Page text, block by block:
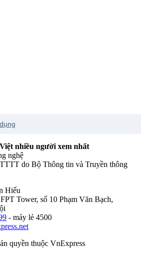
nhiều người xem nhất
nghệ
do Bộ Thông tin và Truyền thông
Hiếu
Tower, số 10 Phạm Văn Bạch,
- máy lẻ 4500
quyền thuộc VnExpress